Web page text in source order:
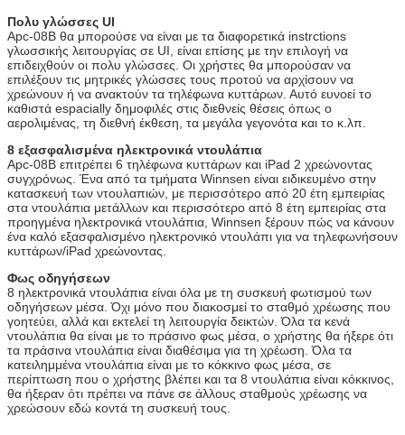
ρωτήστε.
Τάση εργασίας 100-240V, 50/60Hz
Λειτουργούσα
θερμοκρασία
0 ~ 50 ℃
Πιστοποιητικό CE, FCC
Πολυ γλώσσες UI
Apc-08B θα μπορούσε να είναι με τα διαφορετικά instrctions
γλωσσικής λειτουργίας σε UI, είναι επίσης με την επιλογή να
επιδειχθούν οι πολυ γλώσσες. Οι χρήστες θα μπορούσαν να
επιλέξουν τις μητρικές γλώσσες τους προτού να αρχίσουν να
χρεώνουν ή να ανακτούν τα τηλέφωνα κυττάρων. Αυτό ευνοεί το
καθιστά espacially δημοφιλές στις διεθνείς θέσεις όπως ο
αερολιμένας, τη διεθνή έκθεση, τα μεγάλα γεγονότα και το κ.λπ.
8 εξασφαλισμένα ηλεκτρονικά ντουλάπια
Apc-08B επιτρέπει 6 τηλέφωνα κυττάρων και iPad 2 χρεώνοντας
συγχρόνως. Ένα από τα τμήματα Winnsen είναι ειδικευμένο στην
κατασκευή των ντουλαπιών, με περισσότερο από 20 έτη εμπειρίας
στα ντουλάπια μετάλλων και περισσότερο από 8 έτη εμπειρίας στα
προηγμένα ηλεκτρονικά ντουλάπια, Winnsen ξέρουν πώς να κάνουν
ένα καλό εξασφαλισμένο ηλεκτρονικό ντουλάπι για να τηλεφωνήσουν
κυττάρων/iPad χρεώνοντας.
Φως οδηγήσεων
8 ηλεκτρονικά ντουλάπια είναι όλα με τη συσκευή φωτισμού των
οδηγήσεων μέσα. Όχι μόνο που διακοσμεί το σταθμό χρέωσης που
γοητεύει, αλλά και εκτελεί τη λειτουργία δεικτών. Όλα τα κενά
ντουλάπια θα είναι με το πράσινο φως μέσα, ο χρήστης θα ήξερε ότι
τα πράσινα ντουλάπια είναι διαθέσιμα για τη χρέωση. Όλα τα
κατειλημμένα ντουλάπια είναι με το κόκκινο φως μέσα, σε
περίπτωση που ο χρήστης βλέπει και τα 8 ντουλάπια είναι κόκκινος,
θα ήξεραν ότι πρέπει να πάνε σε άλλους σταθμούς χρέωσης να
χρεώσουν εδώ κοντά τη συσκευή τους.